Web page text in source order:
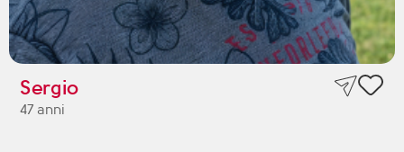
Sergio
47 anni